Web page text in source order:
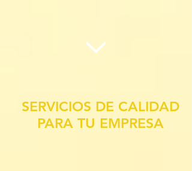
SERVICIOS DE CALIDAD
PARA TU EMPRESA